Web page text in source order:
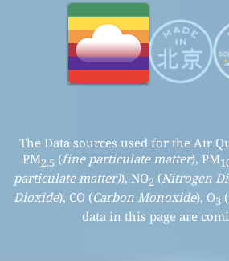
The Data sources used for the Air
PM2.5 (fine particulate matter), PM
particulate matter)), NO2 (Nitrogen
Dioxide), CO (Carbon Monoxide), O3 (
data in this page are